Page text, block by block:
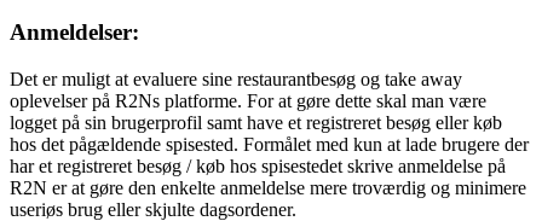
Anmeldelser:
Det er muligt at evaluere sine restaurantbesøg og take away
oplevelser på R2Ns platforme. For at gøre dette skal man være
logget på sin brugerprofil samt have et registreret besøg eller køb
hos det pågældende spisested. Formålet med kun at lade brugere der
har et registreret besøg / køb hos spisestedet skrive anmeldelse på
R2N er at gøre den enkelte anmeldelse mere troværdig og minimere
useriøs brug eller skjulte dagsordener.